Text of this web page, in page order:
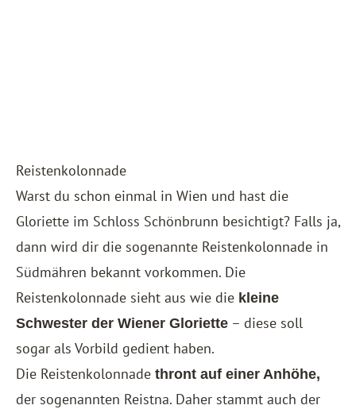
Reistenkolonnade
Warst du schon einmal in Wien und hast die
Gloriette im Schloss Schönbrunn besichtigt? Falls ja,
dann wird dir die sogenannte Reistenkolonnade in
Südmähren bekannt vorkommen. Die
Reistenkolonnade sieht aus wie die kleine
Schwester der Wiener Gloriette – diese soll
sogar als Vorbild gedient haben.
Die Reistenkolonnade thront auf einer Anhöhe,
der sogenannten Reistna. Daher stammt auch der